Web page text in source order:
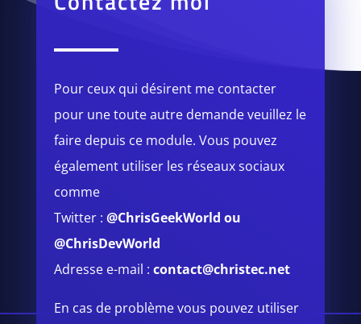
Pour ceux qui désirent me contacter
pour une toute autre demande veuillez le
faire depuis ce module.Vous pouvez
également utiliser les réseaux sociaux
comme
Twitter :@ChrisGeekWorld ou
@ChrisDevWorld
Adresse e-mail :contact@christec.net
En cas de problème vous pouvez utiliser